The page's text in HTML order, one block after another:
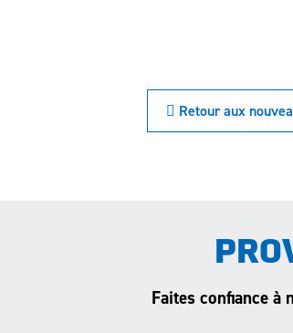
 Retour aux
Faites confiance à